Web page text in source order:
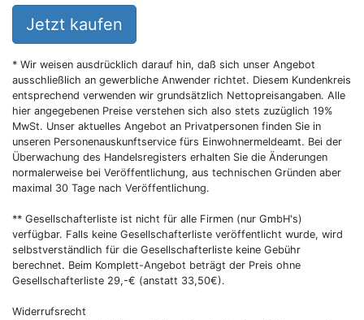
Jetzt kaufen
* Wir weisen ausdrücklich darauf hin, daß sich unser Angebot
ausschließlich an gewerbliche Anwender richtet. Diesem Kundenkreis
entsprechend verwenden wir grundsätzlich Nettopreisangaben. Alle
hier angegebenen Preise verstehen sich also stets zuzüglich 19%
MwSt. Unser aktuelles Angebot an Privatpersonen finden Sie in
unseren Personenauskunftservice fürs Einwohnermeldeamt. Bei der
Überwachung des Handelsregisters erhalten Sie die Änderungen
normalerweise bei Veröffentlichung, aus technischen Gründen aber
maximal 30 Tage nach Veröffentlichung.
** Gesellschafterliste ist nicht für alle Firmen (nur GmbH's)
verfügbar. Falls keine Gesellschafterliste veröffentlicht wurde, wird
selbstverständlich für die Gesellschafterliste keine Gebühr
berechnet. Beim Komplett-Angebot beträgt der Preis ohne
Gesellschafterliste 29,-€ (anstatt 33,50€).
Widerrufsrecht